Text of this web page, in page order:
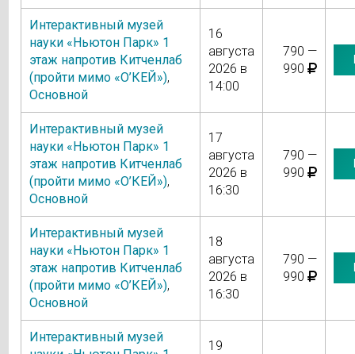
Интерактивный музей
науки «Ньютон Парк» 1
этаж напротив Китченлаб
(пройти мимо «О’КЕЙ»),
Основной
16
августа
2026 в
14:00
790 —
990
Интерактивный музей
науки «Ньютон Парк» 1
этаж напротив Китченлаб
(пройти мимо «О’КЕЙ»),
Основной
17
августа
2026 в
16:30
790 —
990
Интерактивный музей
науки «Ньютон Парк» 1
этаж напротив Китченлаб
(пройти мимо «О’КЕЙ»),
Основной
18
августа
2026 в
16:30
790 —
990
Интерактивный музей
19